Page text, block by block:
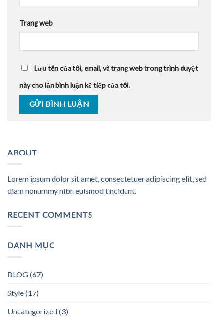
Trang web
Lưu tên của tôi, email, và trang web trong trình duyệt
này cho lần bình luận kế tiếp của tôi.
ABOUT
Lorem ipsum dolor sit amet, consectetuer adipiscing elit, sed
diam nonummy nibh euismod tincidunt.
RECENT COMMENTS
DANH MỤC
BLOG(67)
Style(17)
Uncategorized(3)